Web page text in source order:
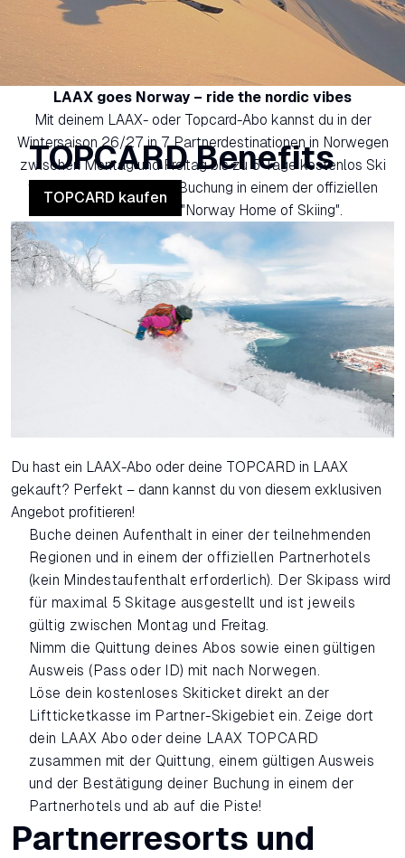
TOPCARD Benefits
TOPCARD kaufen
LAAX goes Norway – ride the nordic vibes
Mit deinem LAAX- oder Topcard-Abo kannst du in der
Wintersaison 26/27 in 7 Partnerdestinationen in Norwegen
zwischen Montag und Freitag bis zu 5 Tage kostenlos Ski
fahren – gültig bei einer Buchung in einem der offiziellen
Partnerhotels von "Norway Home of Skiing".
Du hast ein LAAX-Abo oder deine TOPCARD in LAAX
gekauft? Perfekt – dann kannst du von diesem exklusiven
Angebot profitieren!
Buche deinen Aufenthalt in einer der teilnehmenden
Regionen und in einem der offiziellen Partnerhotels
(kein Mindestaufenthalt erforderlich). Der Skipass wird
für maximal 5 Skitage ausgestellt und ist jeweils
gültig zwischen Montag und Freitag.
Nimm die Quittung deines Abos sowie einen gültigen
Ausweis (Pass oder ID) mit nach Norwegen.
Löse dein kostenloses Skiticket direkt an der
Liftticketkasse im Partner-Skigebiet ein. Zeige dort
dein LAAX Abo oder deine LAAX TOPCARD
zusammen mit der Quittung, einem gültigen Ausweis
und der Bestätigung deiner Buchung in einem der
Partnerhotels und ab auf die Piste!
Partnerresorts und